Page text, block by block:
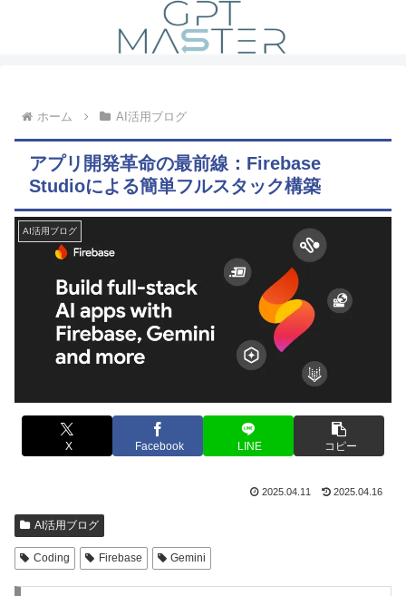
ホーム AI活用ブログ
アプリ開発革命の最前線：Firebase
Studioによる簡単フルスタック構築
AI活用ブログ
X Facebook LINE コピー
2025.04.11 2025.04.16
AI活用ブログ
Coding Firebase Gemini